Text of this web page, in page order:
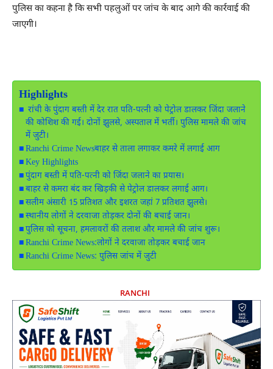
पुलिस का कहना है कि सभी पहलुओं पर जांच के बाद आगे की कार्रवाई की
जाएगी।
Highlights
रांची के पुंदाग बस्ती में देर रात पति-पत्नी को पेट्रोल डालकर जिंदा जलाने
की कोशिश की गई। दोनों झुलसे, अस्पताल में भर्ती। पुलिस मामले की जांच
में जुटी।
Ranchi Crime Newsबाहर से ताला लगाकर कमरे में लगाई आग
Key Highlights
पुंदाग बस्ती में पति-पत्नी को जिंदा जलाने का प्रयास।
बाहर से कमरा बंद कर खिड़की से पेट्रोल डालकर लगाई आग।
सलीम अंसारी 15 प्रतिशत और इशरत जहां 7 प्रतिशत झुलसे।
स्थानीय लोगों ने दरवाजा तोड़कर दोनों की बचाई जान।
पुलिस को सूचना, हमलावरों की तलाश और मामले की जांच शुरू।
Ranchi Crime News:लोगों ने दरवाजा तोड़कर बचाई जान
Ranchi Crime News: पुलिस जांच में जुटी
RANCHI